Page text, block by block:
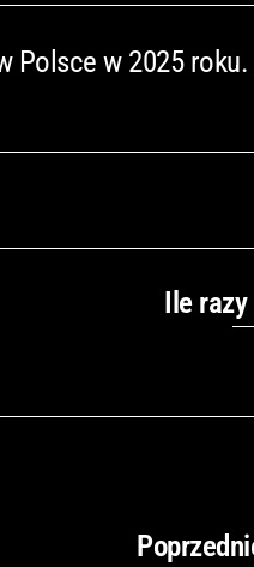
Polsce w 2025
Ile